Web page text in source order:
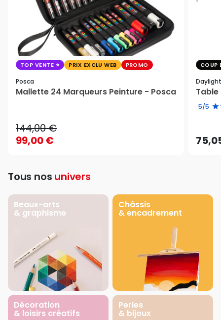
TOP VENTE PRIX EXCLU WEB PROMO
Posca
Mallette 24 Marqueurs Peinture - Posca
144,00 €
99,00 €
COUP
Daylight
Table
5/5
Tous nos univers
Beaux-arts
& graphisme
Châssis
& encadrement
Décoration
& loisirs créatifs
Perles
& bijoux